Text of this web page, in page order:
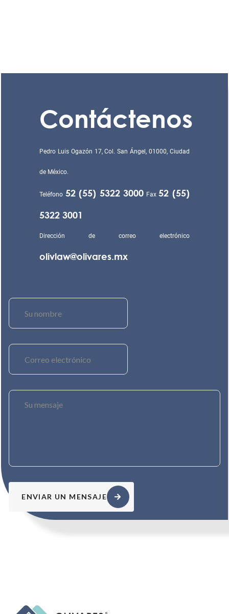
Contáctenos
Pedro Luis Ogazón 17, Col. San Ángel, 01000, Ciudad
de México.
Teléfono 52 (55) 5322 3000 Fax52 (55)
5322 3001
Dirección de correo electrónico
olivlaw@olivares.mx
ENVIAR UN MENSAJE